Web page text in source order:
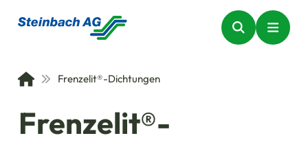
Frenzelit®-Dichtungen
Frenzelit®-